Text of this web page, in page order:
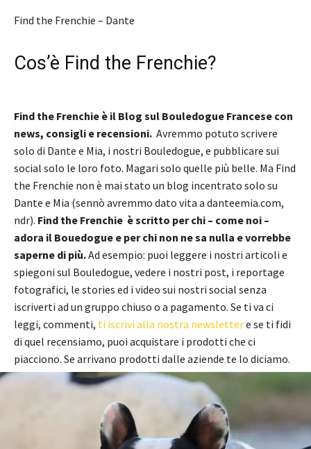
Find the Frenchie – Dante
Cos’è Find the Frenchie?
Find the Frenchie è il Blog sul Bouledogue Francese con
news, consigli e recensioni. Avremmo potuto scrivere
solo di Dante e Mia, i nostri Bouledogue, e pubblicare sui
social solo le loro foto. Magari solo quelle più belle. Ma Find
the Frenchie non è mai stato un blog incentrato solo su
Dante e Mia (sennò avremmo dato vita a danteemia.com,
ndr). Find the Frenchie è scritto per chi – come noi –
adora il Bouedogue e per chi non ne sa nulla e vorrebbe
saperne di più.Ad esempio: puoi leggere i nostri articoli e
spiegoni sul Bouledogue, vedere i nostri post, i reportage
fotografici, le stories ed i video sui nostri social senza
iscriverti ad un gruppo chiuso o a pagamento. Se ti va ci
leggi, commenti, ti iscrivi alla nostra newslettere se ti fidi
di quel recensiamo, puoi acquistare i prodotti che ci
piacciono. Se arrivano prodotti dalle aziende te lo diciamo.